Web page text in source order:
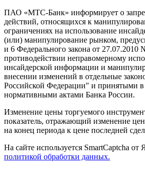
ПАО «МТС-Банк» информирует о
действий, относящихся к
ограничениях на использование
(или) манипулирование рынком,
и 6 Федерального закона от
противодействии неправомерному
инсайдерской информации и
внесении изменений в отдельные
Российской Федерации" и принятыми в
нормативными актами Банка России.
Изменение цены торгуемого
показатель, отражающий изменение
на конец периода к цене последней
На сайте используется SmartCaptcha от
политикой обработки данных.